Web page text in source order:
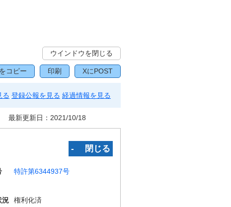
ウインドウを閉じる
コピー 印刷 XにPOST
る 登録公報を見る 経過情報を見る
最新更新日： 2021/10/18
‐ 閉じる
特許第6344937号
況
権利化済